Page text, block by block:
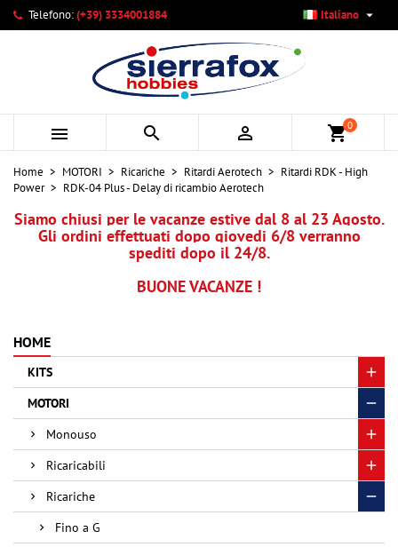
Telefono:(+39) 3334001884 Italiano 
   shopping_cart0
Home MOTORI Ricariche Ritardi Aerotech
Ritardi RDK - High
Power
RDK-04 Plus - Delay di ricambio Aerotech
Siamo chiusi per le vacanze estive dal 8 al 23 Agosto.
Gli ordini effettuati dopo giovedi 6/8 verranno
spediti dopo il 24/8.
BUONE VACANZE !
HOME
KITS
MOTORI
Monouso
Ricaricabili
Ricariche
Fino a G
Le mie liste di desideri ×
Crea nuova lista
Crea lista dei desideri ×
Nome lista dei desideri
Annulla Crea lista dei desideri
Accedi ×
Devi avere effettuato l'accesso per salvare dei prodotti
nella tua lista dei desideri.
Annulla Accedi